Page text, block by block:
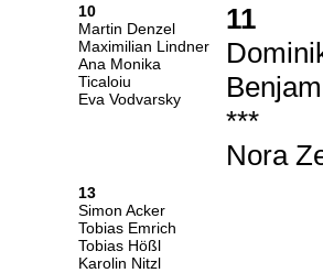
10
Martin Denzel
Maximilian Lindner
Ana Monika
Ticaloiu
Eva Vodvarsky
11
***
Nora
13
Simon Acker
Tobias Emrich
Tobias Hößl
Karolin Nitzl